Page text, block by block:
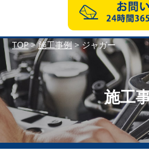
TOP>施工事例>ジャガー
施工